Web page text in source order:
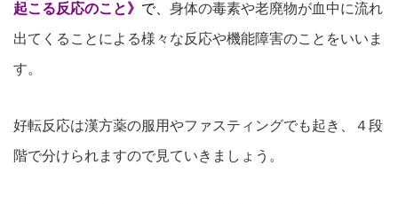
起こる反応のこと》 で、 身体の毒素や老廃物が血中に流れ
出てくることによる様々な反応や機能障害のことをいいま
す。
好転反応は漢方薬の服用やファスティングでも起き、４段
階で分けられますので見ていきましょう。